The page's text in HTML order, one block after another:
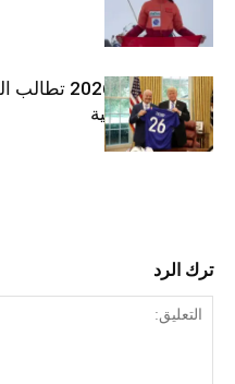
الهيمالايا
مدن مونديال 2026
بمستحقات مالية
ترك الرد